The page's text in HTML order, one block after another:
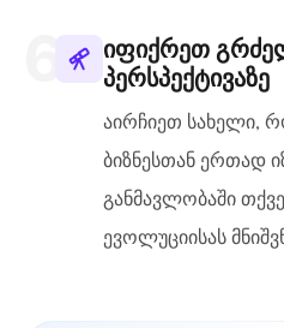
იფიქრეთ
პერსპექტივაზე
აირჩიეთ სახელი,
ბიზნესთან ერთად
განმავლობაში
ევოლუციისას